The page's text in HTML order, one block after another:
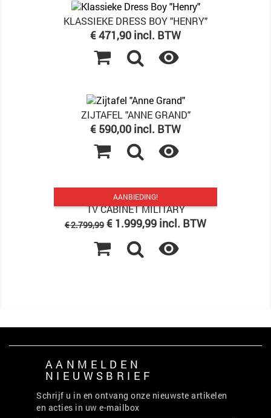
KLASSIEKE DRESS BOY "HENRY"
Prijs
€ 471,90 incl. BTW

ZIJTAFEL "ANNE GRAND"
Prijs
€ 590,00 incl. BTW

TV CABINET MILITARY
Normale
€ 2.799,99 Prijs
€ 1.999,99 incl. BTW
AANBIEDING!

AANMELDEN
NIEUWSBRIEF
Schrijf u in en ontvang onze nieuwste artikelen
en acties in uw e-mailbox